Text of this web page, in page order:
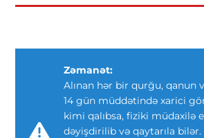
Zəmanət:
Alınan hər bir qurğu, qanun
14 gün müddətində xarici
kimi qalıbsa, fiziki müdaxilə
dəyişdirilib və qaytarıla bilər.